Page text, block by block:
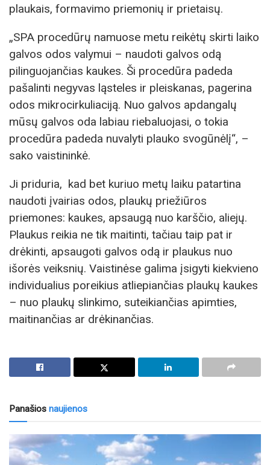
plaukais, formavimo priemonių ir prietaisų.
„SPA procedūrų namuose metu reikėtų skirti laiko
galvos odos valymui – naudoti galvos odą
pilinguojančias kaukes. Ši procedūra padeda
pašalinti negyvas ląsteles ir pleiskanas, pagerina
odos mikrocirkuliaciją. Nuo galvos apdangalų
mūsų galvos oda labiau riebaluojasi, o tokia
procedūra padeda nuvalyti plauko svogūnėlį“, –
sako vaistininkė.
Ji priduria, kad bet kuriuo metų laiku patartina
naudoti įvairias odos, plaukų priežiūros
priemones: kaukes, apsaugą nuo karščio, aliejų.
Plaukus reikia ne tik maitinti, tačiau taip pat ir
drėkinti, apsaugoti galvos odą ir plaukus nuo
išorės veiksnių. Vaistinėse galima įsigyti kiekvieno
individualius poreikius atliepiančias plaukų kaukes
– nuo plaukų slinkimo, suteikiančias apimties,
maitinančias ar drėkinančias.
Panašios naujienos